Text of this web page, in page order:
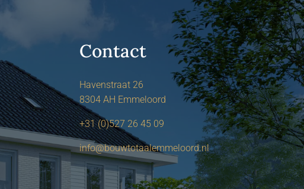
Contact
Havenstraat 26
8304 AH Emmeloord
+31 (0)527 26 45 09
info@bouwtotaalemmeloord.nl